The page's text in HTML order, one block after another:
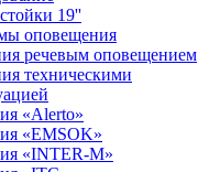
19''
оповещения
речевым оповещением
техническими
«Alerto»
«EMSOK»
«INTER-M»